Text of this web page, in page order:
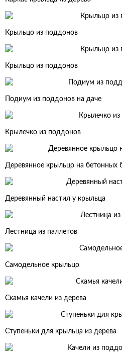
Крыльцо из поддонов
Крыльцо из поддонов
Подиум из поддонов на даче
Крылечко из поддонов
Деревянное крыльцо на бетонных
Деревянный настил у крыльца
Лестница из паллетов
Самодельное крыльцо
Скамья качели из дерева
Ступеньки для крыльца из дерева